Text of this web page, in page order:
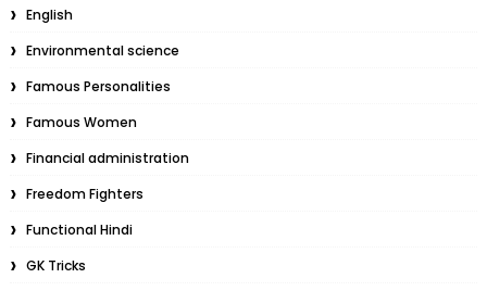
English
Environmental science
Famous Personalities
Famous Women
Financial administration
Freedom Fighters
Functional Hindi
GK Tricks